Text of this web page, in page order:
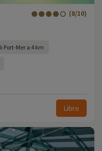
(8/10)
Port-Mer a 4 km
Libro